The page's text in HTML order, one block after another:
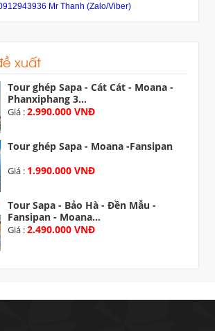
Mr Thanh (Zalo/Viber)
xuất
Tour ghép Sapa - Cát Cát - Moana -
Phanxiphang 3...
Giá :2.990.000 VNĐ
Tour ghép Sapa - Moana -Fansipan
Giá : 1.990.000 VNĐ
Tour Sapa - Bảo Hà - Đền Mẫu -
Fansipan - Moana...
Giá :2.490.000 VNĐ